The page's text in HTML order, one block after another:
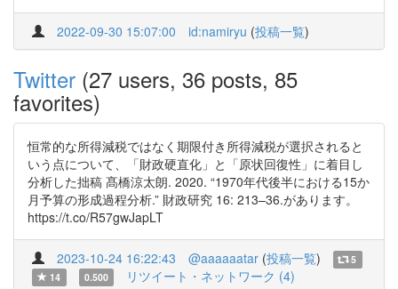
2022-09-30 15:07:00 id:namiryu (投稿一覧)
Twitter (27 users, 36 posts, 85
favorites)
恒常的な所得減税ではなく期限付き所得減税が選択されると
いう点について、「財政硬直化」と「原状回復性」に着目し
分析した拙稿 髙橋涼太朗. 2020. “1970年代後半における15か
月予算の形成過程分析.” 財政研究 16: 213–36.があります。
https://t.co/R57gwJapLT
2023-10-24 16:22:43 @aaaaaatar (投稿一覧)
5
14
0.500 リツイート・ネットワーク (4)